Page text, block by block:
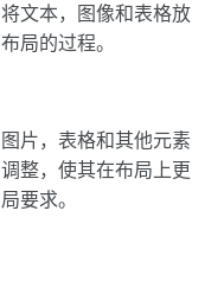
文本，图像和表格放
局的过程。
片，表格和其他元素
整，使其在布局上更
要求。